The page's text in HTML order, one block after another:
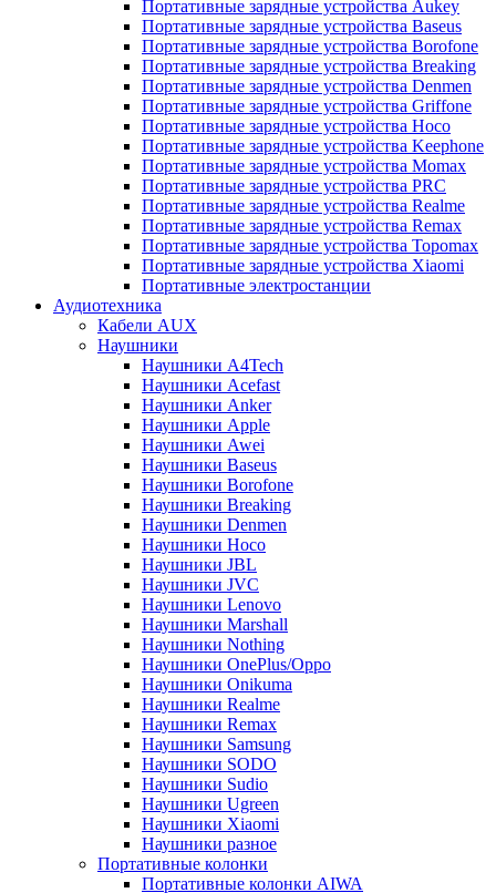
Портативные зарядные устройства Aukey
Портативные зарядные устройства Baseus
Портативные зарядные устройства Borofone
Портативные зарядные устройства Breaking
Портативные зарядные устройства Denmen
Портативные зарядные устройства Griffone
Портативные зарядные устройства Hoco
Портативные зарядные устройства Keephone
Портативные зарядные устройства Momax
Портативные зарядные устройства PRC
Портативные зарядные устройства Realme
Портативные зарядные устройства Remax
Портативные зарядные устройства Topomax
Портативные зарядные устройства Xiaomi
Портативные электростанции
Аудиотехника
Кабели AUX
Наушники
Наушники A4Tech
Наушники Acefast
Наушники Anker
Наушники Apple
Наушники Awei
Наушники Baseus
Наушники Borofone
Наушники Breaking
Наушники Denmen
Наушники Hoco
Наушники JBL
Наушники JVC
Наушники Lenovo
Наушники Marshall
Наушники Nothing
Наушники OnePlus/Oppo
Наушники Onikuma
Наушники Realme
Наушники Remax
Наушники Samsung
Наушники SODO
Наушники Sudio
Наушники Ugreen
Наушники Xiaomi
Наушники разное
Портативные колонки
Портативные колонки AIWA